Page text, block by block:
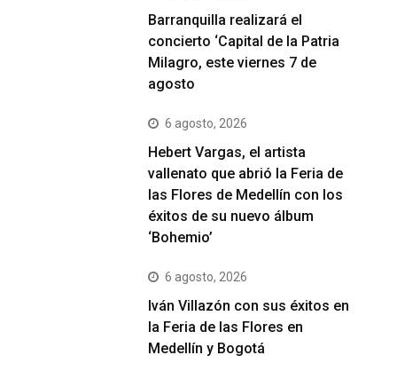
Barranquilla realizará el
concierto ‘Capital de la Patria
Milagro, este viernes 7 de
agosto
6 agosto, 2026
Hebert Vargas, el artista
vallenato que abrió la Feria de
las Flores de Medellín con los
éxitos de su nuevo álbum
‘Bohemio’
6 agosto, 2026
Iván Villazón con sus éxitos en
la Feria de las Flores en
Medellín y Bogotá